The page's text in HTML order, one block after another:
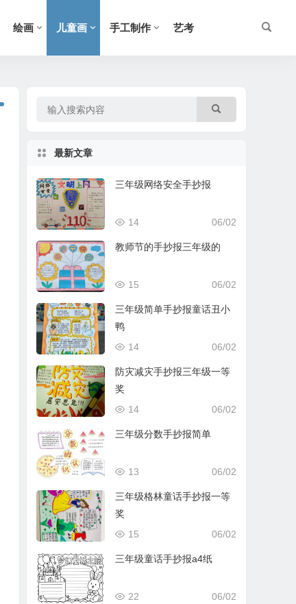
绘画 儿童画 手工制作 艺考
最新文章
三年级网络安全手抄报
06/02
14
教师节的手抄报三年级的
06/02
15
三年级简单手抄报童话丑小
鸭
06/02
14
防灾减灾手抄报三年级一等
奖
06/02
14
三年级分数手抄报简单
06/02
13
三年级格林童话手抄报一等
奖
06/02
15
三年级童话手抄报a4纸
06/02
22